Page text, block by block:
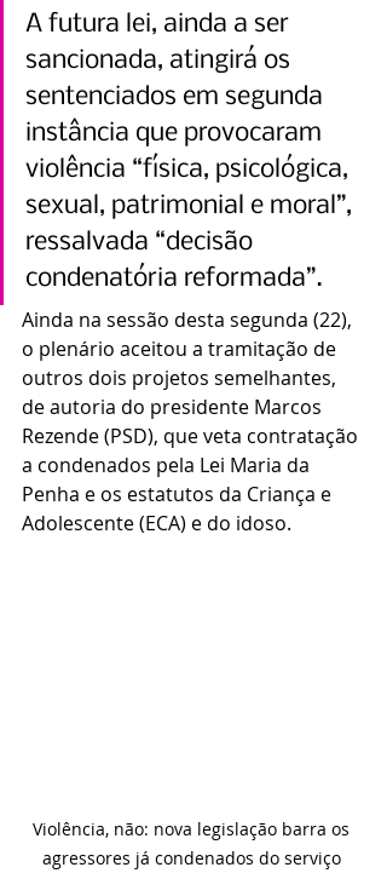
A futura lei, ainda a ser
sancionada, atingirá os
sentenciados em segunda
instância que provocaram
violência “física, psicológica,
sexual, patrimonial e moral”,
ressalvada “decisão
condenatória reformada”.
Ainda na sessão desta segunda (22),
o plenário aceitou a tramitação de
outros dois projetos semelhantes,
de autoria do presidente Marcos
Rezende (PSD), que veta contratação
a condenados pela Lei Maria da
Penha e os estatutos da Criança e
Adolescente (ECA) e do idoso.
Violência, não: nova legislação barra os
agressores já condenados do serviço